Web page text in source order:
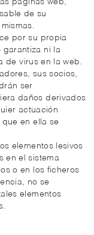
páginas web,
de su
por su propia
garantiza ni la
de virus en la web.
sus socios,
ser
daños derivados
actuación
en ella se
elementos lesivos
en el sistema
o en los ficheros
no se
elementos